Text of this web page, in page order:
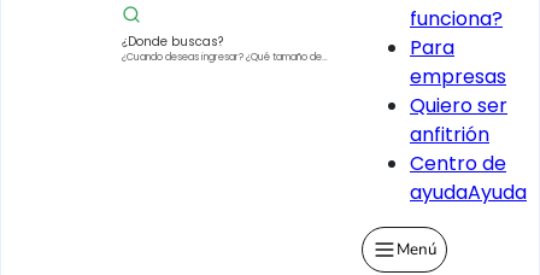
¿Donde buscas?
¿Cuando deseas ingresar?¿Qué tamaño de
funciona?
Para
empresas
Quiero ser
anfitrión
Centro de
ayudaAyuda
Menú